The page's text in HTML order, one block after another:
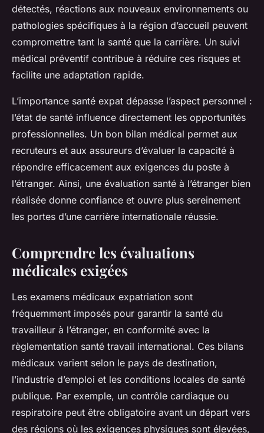
détectés, réactions aux nouveaux environnements ou
pathologies spécifiques à la région d’accueil peuvent
compromettre tant la santé que la carrière. Un suivi
médical préventif contribue à réduire ces risques et
facilite une adaptation rapide.
L’importance santé expat dépasse l’aspect personnel :
l’état de santé influence directement les opportunités
professionnelles. Un bon bilan médical permet aux
recruteurs et aux assureurs d’évaluer la capacité à
répondre efficacement aux exigences du poste à
l’étranger. Ainsi, une évaluation santé à l’étranger bien
réalisée donne confiance et ouvre plus sereinement
les portes d’une carrière internationale réussie.
Comprendre les évaluations
médicales exigées
Les examens médicaux expatriation sont
fréquemment imposés pour garantir la santé du
travailleur à l’étranger, en conformité avec la
règlementation santé travail international. Ces bilans
médicaux varient selon le pays de destination,
l’industrie d’emploi et les conditions locales de santé
publique. Par exemple, un contrôle cardiaque ou
respiratoire peut être obligatoire avant un départ vers
des régions où les exigences physiques sont élevées,